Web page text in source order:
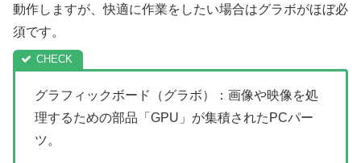
動作しますが、快適に作業をしたい場合はグラボがほぼ必
須です。
グラフィックボード（グラボ）：画像や映像を処
理するための部品「GPU」が集積されたPCパー
ツ。